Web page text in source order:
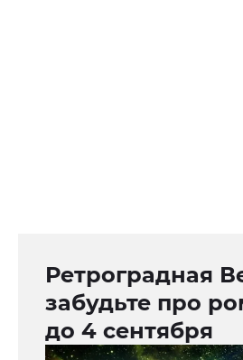
Ретроградная
забудьте про
до 4 сентября